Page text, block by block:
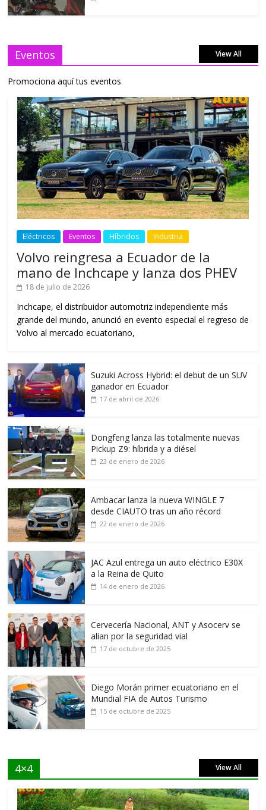
Eventos View All
Promociona aquí tus eventos
Eléctricos Eventos Híbridos Industria
Volvo reingresa a Ecuador de la
mano de Inchcape y lanza dos PHEV
18 de julio de 2026
Inchcape, el distribuidor automotriz independiente más
grande del mundo, anunció en evento especial el regreso de
Volvo al mercado ecuatoriano,
Suzuki Across Hybrid: el debut de un SUV
ganador en Ecuador
17 de abril de 2026
Dongfeng lanza las totalmente nuevas
Pickup Z9: híbrida y a diésel
23 de enero de 2026
Ambacar lanza la nueva WINGLE 7
desde CIAUTO tras un año récord
22 de enero de 2026
JAC Azul entrega un auto eléctrico E30X
a la Reina de Quito
14 de enero de 2026
Cervecería Nacional, ANT y Asocerv se
alían por la seguridad vial
17 de octubre de 2025
Diego Morán primer ecuatoriano en el
Mundial FIA de Autos Turismo
15 de octubre de 2025
4×4 View All